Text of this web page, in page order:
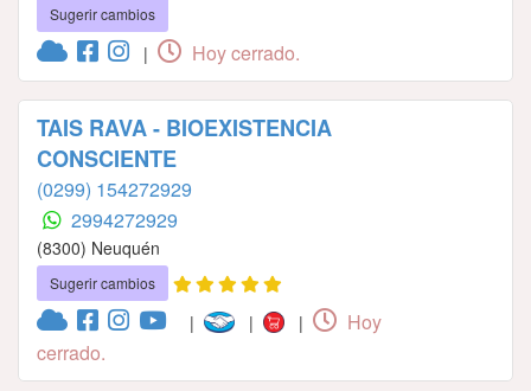
Sugerir cambios
| Hoy cerrado.
TAIS RAVA - BIOEXISTENCIA
CONSCIENTE
(0299) 154272929
2994272929
(8300) Neuquén
Sugerir cambios
| | |
Hoy
cerrado.